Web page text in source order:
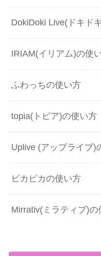
DokiDoki Live(ドキド
IRIAM(イリアム)の使
ふわっちの使い方
topia(トピア)の使い方
Uplive (アップライブ)
ピカピカの使い方
Mirrativ(ミラティブ)の